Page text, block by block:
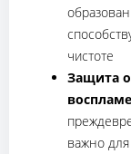
чистоте
Защита
важно